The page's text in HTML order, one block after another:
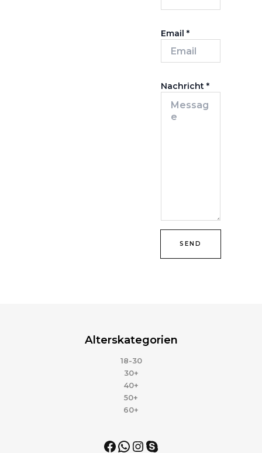
Email *
Nachricht *
SEND
Alterskategorien
18-30
30+
40+
50+
60+